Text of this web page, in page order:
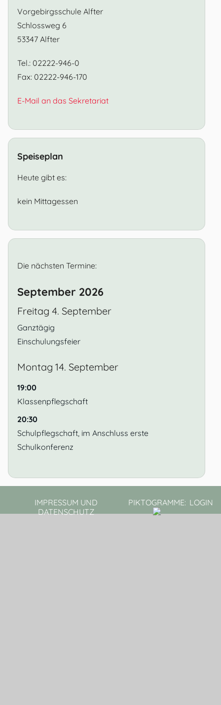
Vorgebirgsschule Alfter
Schlossweg 6
53347 Alfter
Tel.: 02222-946-0
Fax: 02222-946-170
E-Mail an das Sekretariat
Speiseplan
Heute gibt es:
kein Mittagessen
Die nächsten Termine:
September 2026
Freitag 4. September
Ganztägig
Einschulungsfeier
Montag 14. September
19:00
Klassenpflegschaft
20:30
Schulpflegschaft, im Anschluss erste
Schulkonferenz
IMPRESSUM UND
DATENSCHUTZ
PIKTOGRAMME: LOGIN